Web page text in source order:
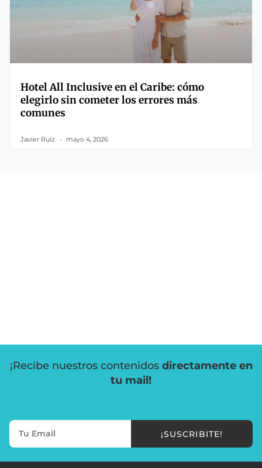
Hotel All Inclusive en el Caribe: cómo
elegirlo sin cometer los errores más
comunes
Javier Ruiz mayo 4, 2026
¡Recibe nuestros contenidos directamente en
tu mail!
¡SUSCRIBITE!